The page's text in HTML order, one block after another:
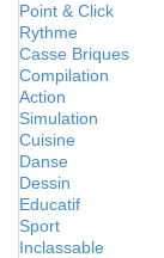
Point & Click
Rythme
Casse Briques
Compilation
Action
Simulation
Cuisine
Danse
Dessin
Educatif
Sport
Inclassable